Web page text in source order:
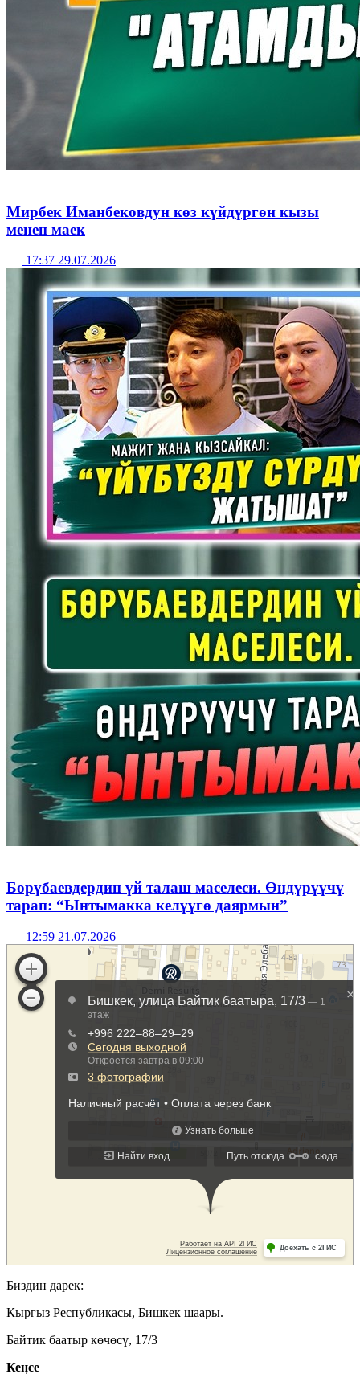
Мирбек Иманбековдун көз күйдүргөн кызы
менен маек
17:37 29.07.2026
Бөрүбаевдердин үй талаш маселеси. Өндүрүүчү
тарап: “Ынтымакка келүүгө даярмын”
12:59 21.07.2026
Биздин дарек:
Кыргыз Республикасы, Бишкек шаары.
Байтик баатыр көчөсү, 17/3
Кеӊсе